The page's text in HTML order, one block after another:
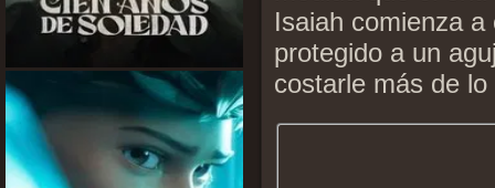
Isaiah comienza
protegido a un
costarle más de